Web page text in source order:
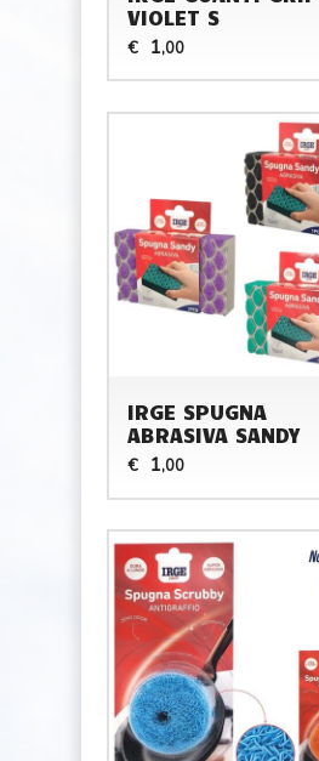
VIOLET S
€ 1,00
IRGE SPUGNA
ABRASIVA SANDY
€ 1,00